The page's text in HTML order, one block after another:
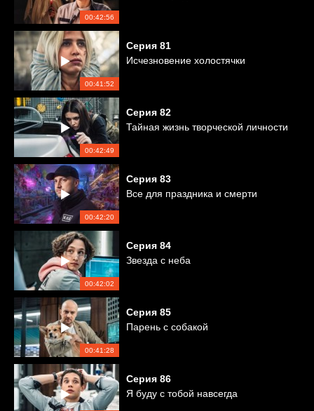
00:42:56
00:41:52
Серия 81
Исчезновение холостячки
00:42:49
Серия 82
Тайная жизнь творческой личности
00:42:20
Серия 83
Все для праздника и смерти
00:42:02
Серия 84
Звезда с неба
00:41:28
Серия 85
Парень с собакой
Серия 86
Я буду с тобой навсегда